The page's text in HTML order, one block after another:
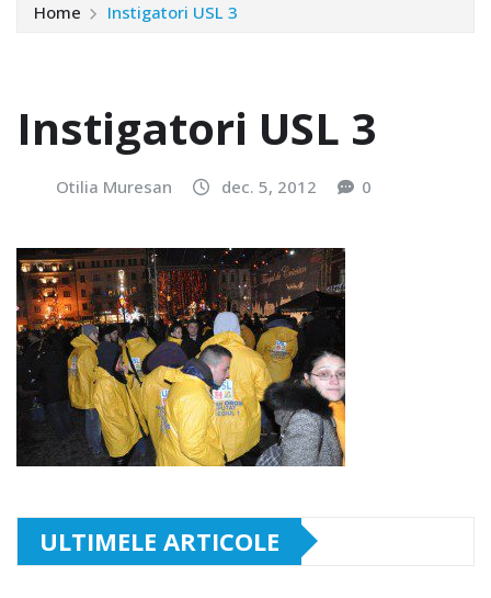
Home Instigatori USL 3
Instigatori USL 3
Otilia Muresan dec. 5, 2012 0
ULTIMELE ARTICOLE